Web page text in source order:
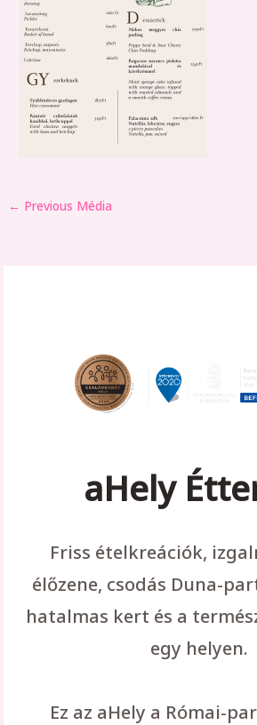
← Previous Média
aHely
Friss ételkreációk,
élőzene, csodás Duna-
hatalmas kert és a
egy helyen.
Ez az aHely a Római-